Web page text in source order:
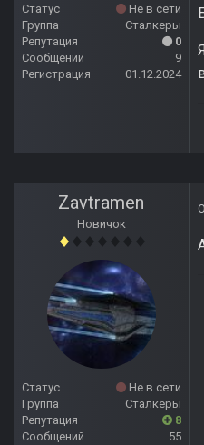
Статус
Не в сети
Группа
Сталкеры
Репутация
0
Сообщений
9
Регистрация
01.12.2024
Zavtramen
Новичок
Статус
Не в сети
Группа
Сталкеры
Репутация
8
Сообщений
55